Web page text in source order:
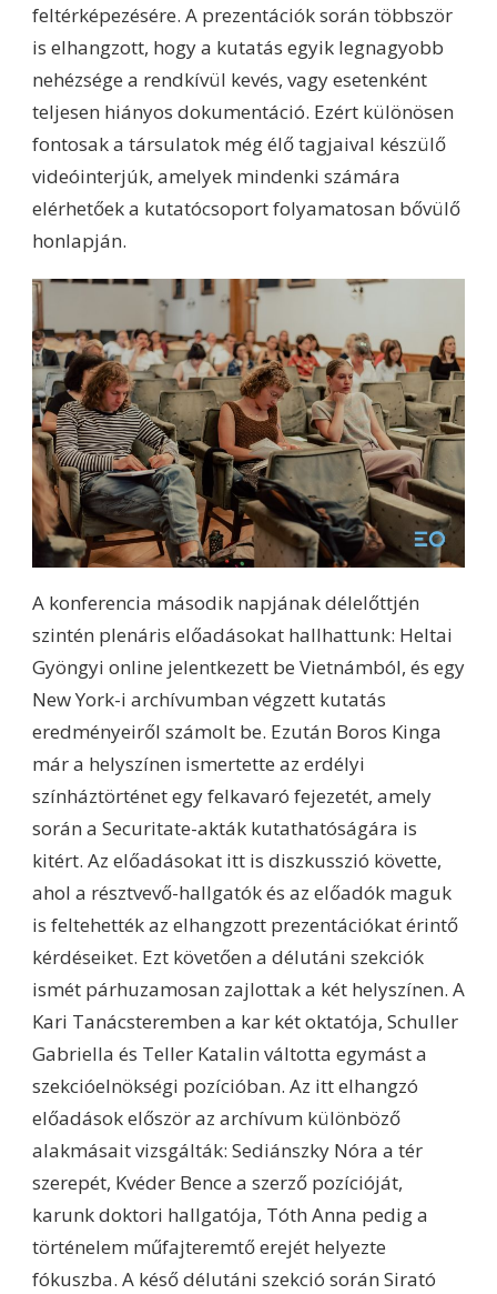
feltérképezésére. A prezentációk során többször
is elhangzott, hogy a kutatás egyik legnagyobb
nehézsége a rendkívül kevés, vagy esetenként
teljesen hiányos dokumentáció. Ezért különösen
fontosak a társulatok még élő tagjaival készülő
videóinterjúk, amelyek mindenki számára
elérhetőek a kutatócsoport folyamatosan bővülő
honlapján.
A konferencia második napjának délelőttjén
szintén plenáris előadásokat hallhattunk: Heltai
Gyöngyi online jelentkezett be Vietnámból, és egy
New York-i archívumban végzett kutatás
eredményeiről számolt be. Ezután Boros Kinga
már a helyszínen ismertette az erdélyi
színháztörténet egy felkavaró fejezetét, amely
során a Securitate-akták kutathatóságára is
kitért. Az előadásokat itt is diszkusszió követte,
ahol a résztvevő-hallgatók és az előadók maguk
is feltehették az elhangzott prezentációkat érintő
kérdéseiket. Ezt követően a délutáni szekciók
ismét párhuzamosan zajlottak a két helyszínen. A
Kari Tanácsteremben a kar két oktatója, Schuller
Gabriella és Teller Katalin váltotta egymást a
szekcióelnökségi pozícióban. Az itt elhangzó
előadások először az archívum különböző
alakmásait vizsgálták: Sediánszky Nóra a tér
szerepét, Kvéder Bence a szerző pozícióját,
karunk doktori hallgatója, Tóth Anna pedig a
történelem műfajteremtő erejét helyezte
fókuszba. A késő délutáni szekció során Sirató